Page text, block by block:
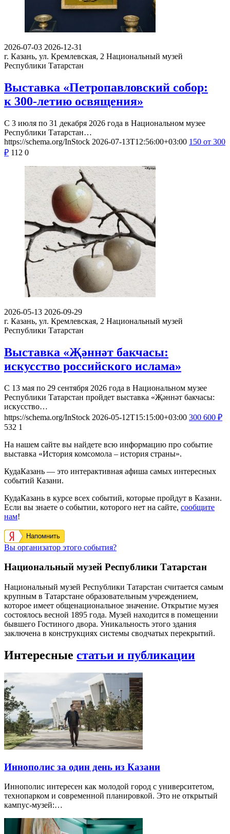
2026-07-03 2026-12-31
г. Казань, ул. Кремлевская, 2 Национальный музей
Республики Татарстан
Выставка «Петропавловский собор:
к 300-летию освящения»
С 3 июля по 31 декабря 2026 года в Национальном музее
Республики Татарстан…
https://schema.org/InStock 2026-07-13T12:56:00+03:00 150 от 300
₽ 112 0
2026-05-13 2026-09-29
г. Казань, ул. Кремлевская, 2 Национальный музей
Республики Татарстан
Выставка «Җәннәт бакчасы:
искусство российского ислама»
С 13 мая по 29 сентября 2026 года в Национальном музее
Республики Татарстан пройдет выставка «Җәннәт бакчасы:
искусство…
https://schema.org/InStock 2026-05-12T15:15:00+03:00 300 600 ₽
532 1
На нашем сайте вы найдете всю информацию про событие
выставка «История комсомола – история страны».
КудаКазань — это интерактивная афиша самых интересных
событий Казани.
КудаКазань в курсе всех событий, которые пройдут в Казани.
Если вы знаете о событии, которого нет на сайте, сообщите
нам!
Напомнить
Вы организатор этого события?
Национальный музей Республики Татарстан
Национальный музей Республики Татарстан считается самым
крупным в Татарстане образовательным учреждением,
которое имеет общенациональное значение. Открытие музея
состоялось весной 1895 года. Музей находится в помещении
бывшего Гостиного двора. Уникальность этого здания
заключена в конструкциях системы сводчатых перекрытий.
Интересные статьи и публикации
Иннополис за один день из Казани
Иннополис интересен как молодой город с университетом,
технопарком и современной планировкой. Это не открытый
кампус-музей:…